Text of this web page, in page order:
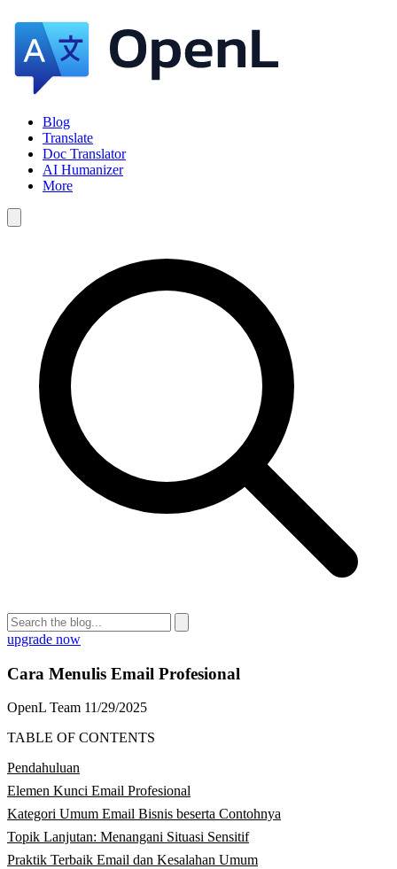
Blog
Translate
Doc Translator
AI Humanizer
More
upgrade now
Cara Menulis Email Profesional
OpenL Team 11/29/2025
TABLE OF CONTENTS
Pendahuluan
Elemen Kunci Email Profesional
Kategori Umum Email Bisnis beserta Contohnya
Topik Lanjutan: Menangani Situasi Sensitif
Praktik Terbaik Email dan Kesalahan Umum